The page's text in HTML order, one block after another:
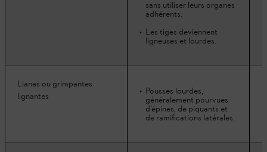
sans utiliser leurs organes
adhérents.
Les tiges deviennent
ligneuses et lourdes.
Lianes ou grimpantes
lignantes
Pousses lourdes,
généralement pourvues
d’épines, de piquants et
de ramifications latérales.